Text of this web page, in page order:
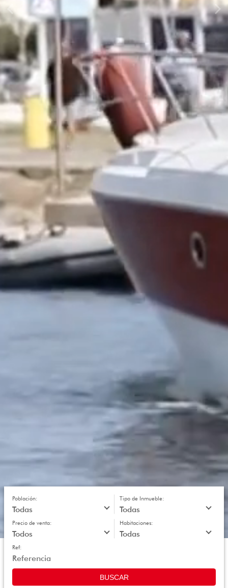
Población: Tipo de Inmueble:
Precio de venta: Habitaciones:
Ref:
BUSCAR